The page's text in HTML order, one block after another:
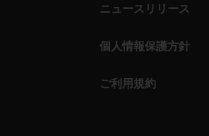
ニュースリリース
個人情報保護方針
ご利用規約